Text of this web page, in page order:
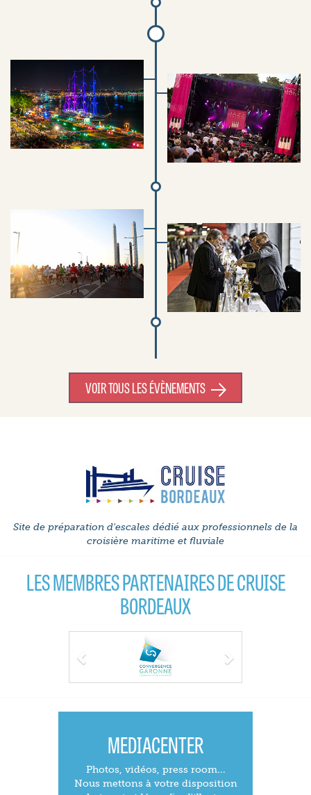
VOIR TOUS LES ÉVÈNEMENTS
Site de préparation d'escales dédié aux professionnels de la
croisière maritime et fluviale
LES MEMBRES PARTENAIRES DE CRUISE
BORDEAUX
MEDIACENTER
Photos, vidéos, press room...
Nous mettons à votre disposition